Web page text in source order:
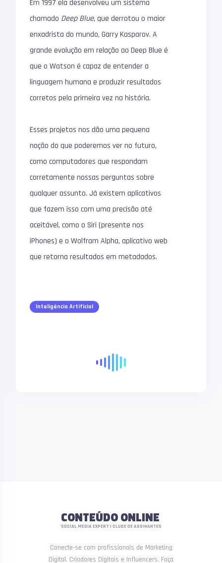
Em 1997 ela desenvolveu um sistema
chamado Deep Blue, que derrotou o maior
enxadrista do mundo, Garry Kasparov. A
grande evolução em relação ao Deep Blue é
que o Watson é capaz de entender a
linguagem humana e produzir resultados
corretos pela primeira vez na história.
Esses projetos nos dão uma pequena
noção do que poderemos ver no futuro,
como computadores que respondam
corretamente nossas perguntas sobre
qualquer assunto. Já existem aplicativos
que fazem isso com uma precisão até
aceitável, como o Siri (presente nos
iPhones) e o Wolfram Alpha, aplicativo web
que retorna resultados em metadados.
Inteligência Artificial
CONTEÚDO ONLINE
SOCIAL MEDIA EXPERT | CLUBE DE ASSINANTES
Conecte-se com profissionais de Marketing
Digital, Criadores Digitais e Influencers. Faça